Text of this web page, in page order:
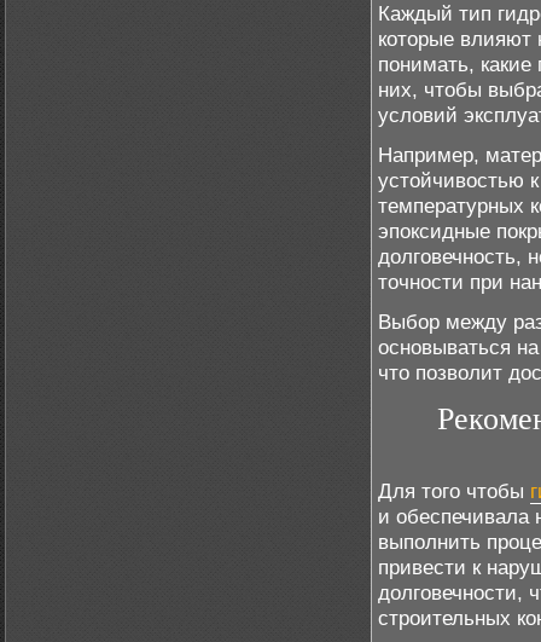
Каждый тип
которые влияют
понимать,
них, чтобы
условий
Например,
устойчивостью
температурных
эпоксидные
долговечность,
точности при
Выбор между
основываться
что позволит
Для того чтобы
и обеспечивала
выполнить
привести к
долговечности,
строительных